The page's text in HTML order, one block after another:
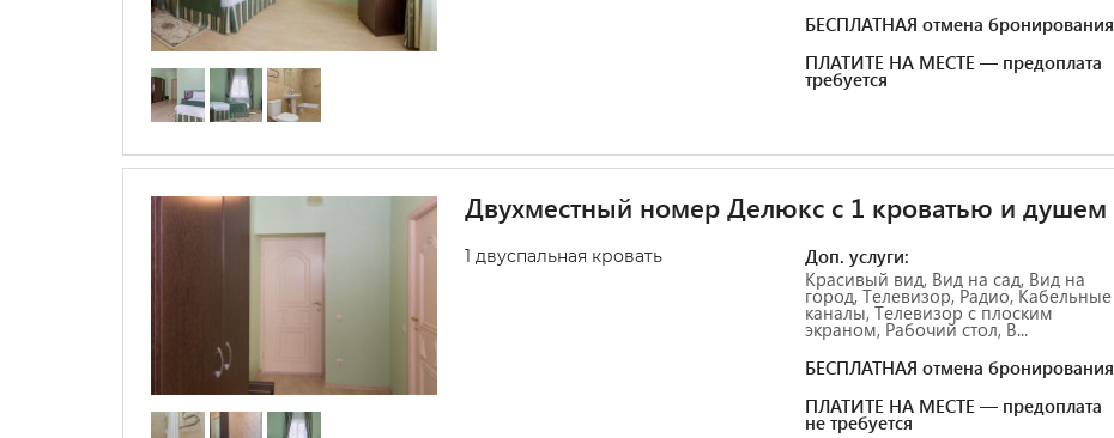
БЕСПЛАТНАЯ отмена бронирования
ПЛАТИТЕ НА МЕСТЕ — предоплата
требуется
Двухместный номер Делюкс с 1 кроватью и душем
1 двуспальная кровать
Доп. услуги:
Красивый вид, Вид на сад, Вид на
город, Телевизор, Радио, Кабельные
каналы, Телевизор с плоским
экраном, Рабочий стол, В...
БЕСПЛАТНАЯ отмена бронирования
ПЛАТИТЕ НА МЕСТЕ — предоплата
не требуется